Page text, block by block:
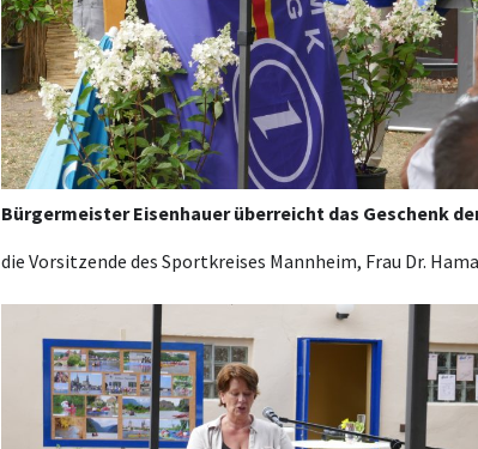
Bürgermeister Eisenhauer überreicht das Geschenk
die Vorsitzende des Sportkreises Mannheim, Frau Dr.